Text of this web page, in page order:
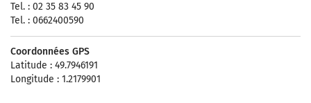
Tel. : 02 35 83 45 90
Tel. : 0662400590
Coordonnées GPS
Latitude : 49.7946191
Longitude : 1.2179901